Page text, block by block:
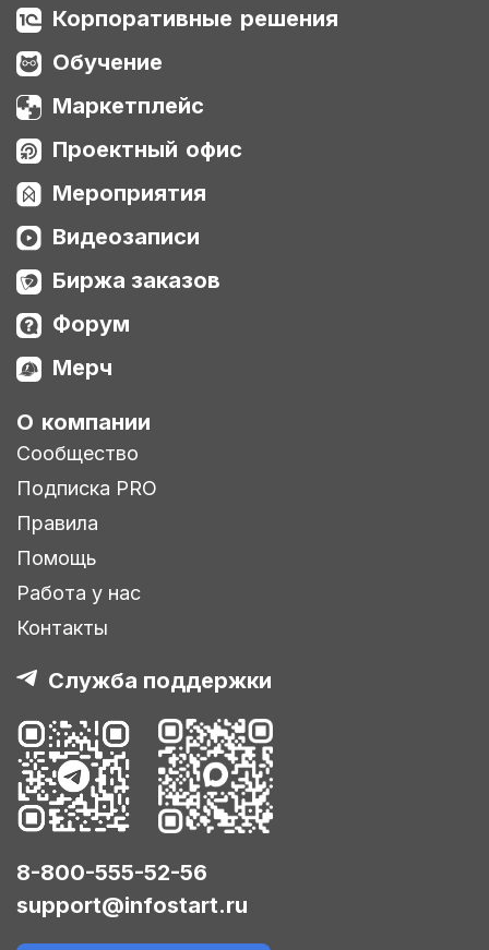
Корпоративные решения
Обучение
Маркетплейс
Проектный офис
Мероприятия
Видеозаписи
Биржа заказов
Форум
Мерч
О компании
Сообщество
Подписка PRO
Правила
Помощь
Работа у нас
Контакты
Служба поддержки
8-800-555-52-56
support@infostart.ru